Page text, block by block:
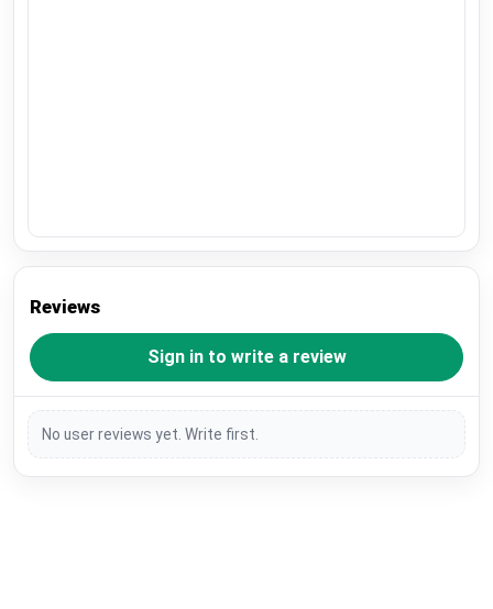
Reviews
Sign in to write a review
No user reviews yet. Write first.